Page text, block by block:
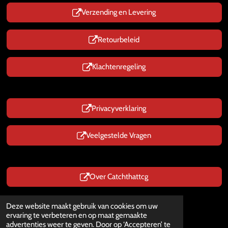
Deze website maakt gebruik van cookies om uw
ervaring te verbeteren en op maat gemaakte
advertenties weer te geven. Door op ‘Accepteren’ te
Verzending en Levering
Retourbeleid
Klachtenregeling
Privacyverklaring
Veelgestelde Vragen
Over Catchthattcg
© 2025 - 2026 CatchThatTcg.nl
Powered by JouwWeb